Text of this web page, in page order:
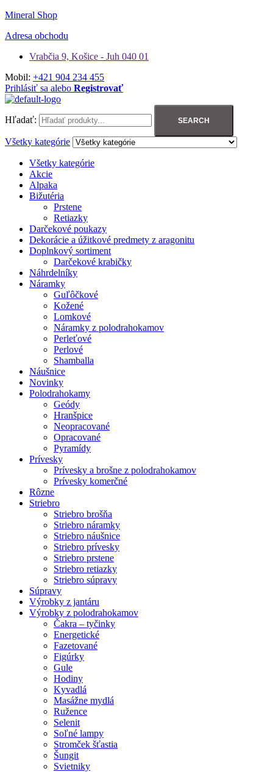
Mineral Shop
Adresa obchodu
Vrabčia 9, Košice - Juh 040 01
Mobil: +421 904 234 455
Prihlásiť sa alebo Registrovať
Hľadať: SEARCH
Všetky kategórie
Všetky kategórie
Akcie
Alpaka
Bižutéria
Prstene
Retiazky
Darčekové poukazy
Dekorácie a úžitkové predmety z aragonitu
Doplnkový sortiment
Darčekové krabičky
Náhrdelníky
Náramky
Guľôčkové
Kožené
Lomkové
Náramky z polodrahokamov
Perleťové
Perlové
Shamballa
Náušnice
Novinky
Polodrahokamy
Geódy
Hranšpice
Neopracované
Opracované
Pyramídy
Prívesky
Prívesky a brošne z polodrahokamov
Prívesky komerčné
Rôzne
Striebro
Striebro brošňa
Striebro náramky
Striebro náušnice
Striebro prívesky
Striebro prstene
Striebro retiazky
Striebro súpravy
Súpravy
Výrobky z jantáru
Výrobky z polodrahokamov
Čakra – tyčinky
Energetické
Fazetované
Figúrky
Gule
Hodiny
Kyvadlá
Masážne mydlá
Ružence
Selenit
Soľné lampy
Stromček šťastia
Šungit
Svietniky